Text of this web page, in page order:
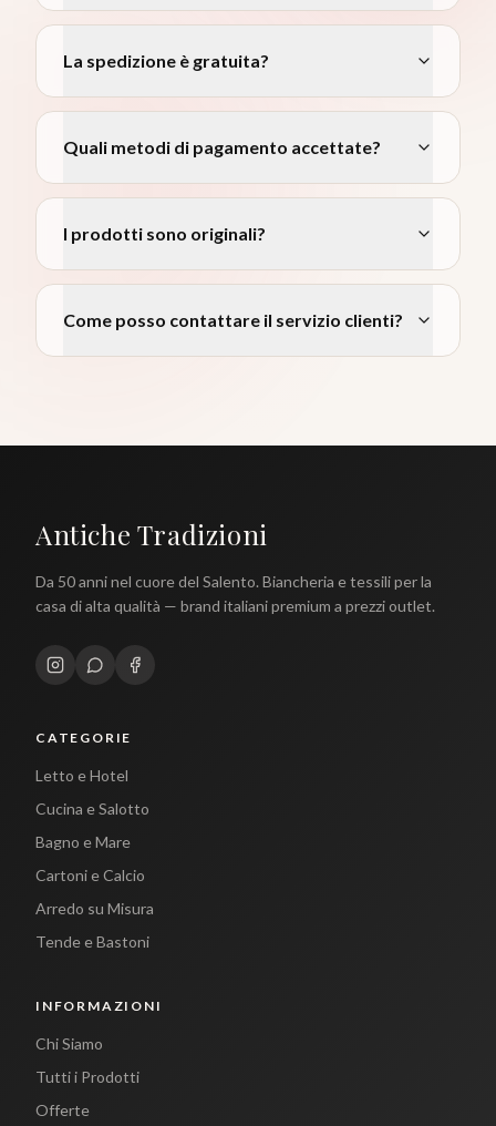
La spedizione è gratuita?
Quali metodi di pagamento accettate?
I prodotti sono originali?
Come posso contattare il servizio clienti?
Antiche Tradizioni
Da 50 anni nel cuore del Salento. Biancheria e tessili per la
casa di alta qualità — brand italiani premium a prezzi outlet.
CATEGORIE
Letto e Hotel
Cucina e Salotto
Bagno e Mare
Cartoni e Calcio
Arredo su Misura
Tende e Bastoni
INFORMAZIONI
Chi Siamo
Tutti i Prodotti
Offerte